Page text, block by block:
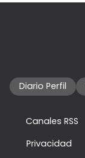
Diario Perfil
Canales RSS
Privacidad